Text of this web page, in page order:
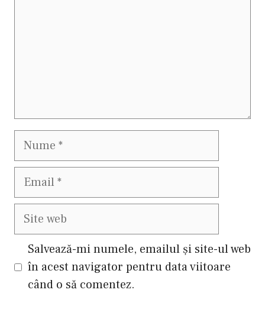
Nume
Email
Site
Salvează-mi numele, emailul și site-ul web
în acest navigator pentru data viitoare
când o să comentez.